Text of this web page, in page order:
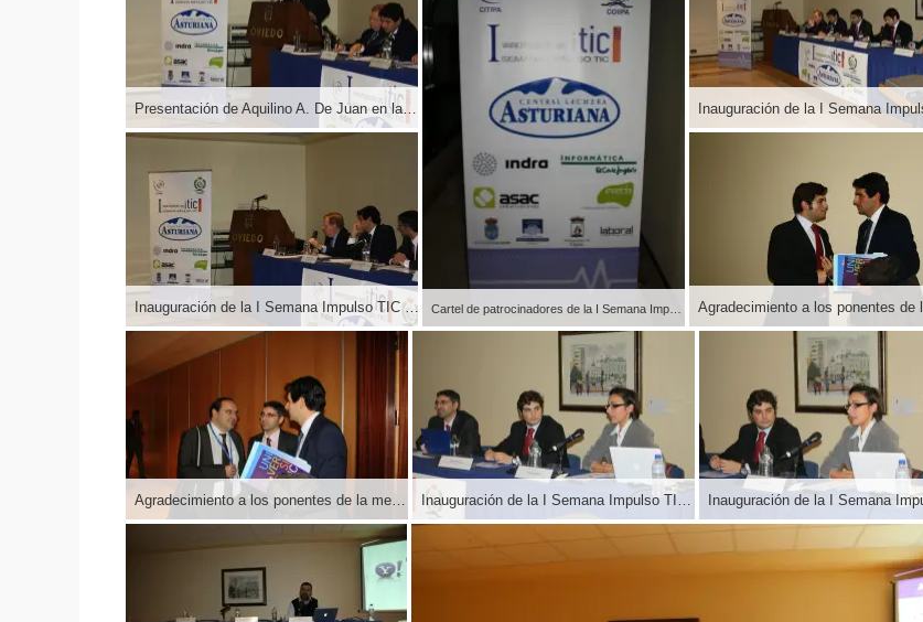
Presentación de Aquilino A. De Juan en la Inauguración de la I Semana Impulso TIC 2011 en el Auditorio Príncipe Felipe de Oviedo
Inauguración de la I Semana Impulso TIC 2011 en el Auditorio Príncipe Felipe de Oviedo
Agradecimiento a los ponentes de la mesa de Inauguración de la I Semana Impulso TIC 2011 en el Auditorio Príncipe Felipe de Oviedo Inauguración de la I Semana Impulso TIC 2011 en el Auditorio Príncipe Felipe de Oviedo